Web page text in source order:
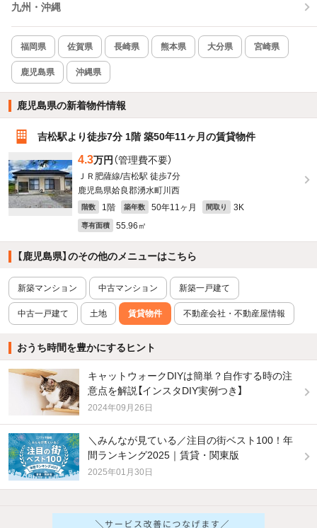
九州・沖縄
福岡県 佐賀県 長崎県 熊本県 大分県 宮崎県
鹿児島県 沖縄県
鹿児島県の新着物件情報
吉松駅より徒歩7分 1階 築50年11ヶ月の賃貸物件
4.3万円 （管理費不要）
ＪＲ肥薩線/吉松駅 徒歩7分
鹿児島県姶良郡湧水町川西
階数 1階 築年数 50年11ヶ月 間取り 3K
専有面積 55.96㎡
【鹿児島県】のその他のメニューはこちら
新築マンション 中古マンション 新築一戸建て
中古一戸建て 土地 賃貸物件 不動産会社・不動産屋情報
おうち時間を豊かにするヒント
キャットウォークDIYは簡単？自作する時の注
意点を解説【インスタDIY実例つき】
2024年09月26日
＼みんなが見ている／注目の街ベスト100！年
間ランキング2025｜賃貸・関東版
2025年01月30日